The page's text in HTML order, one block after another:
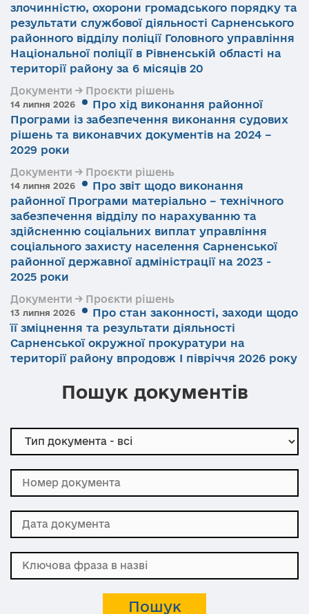
злочинністю, охорони громадського порядку та
результати службової діяльності Сарненського
районного відділу поліції Головного управління
Національної поліції в Рівненській області на
території району за 6 місяців 20
Документи → Проєкти рішень
14 липня 2026
Про хід виконання районної
Програми із забезпечення виконання судових
рішень та виконавчих документів на 2024 –
2029 роки
Документи → Проєкти рішень
14 липня 2026
Про звіт щодо виконання
районної Програми матеріально – технічного
забезпечення відділу по нарахуванню та
здійсненню соціальних виплат управління
соціального захисту населення Сарненської
районної державної адміністрації на 2023 -
2025 роки
Документи → Проєкти рішень
13 липня 2026
Про стан законності, заходи щодо
її зміцнення та результати діяльності
Сарненської окружної прокуратури на
території району впродовж І півріччя 2026 року
Пошук документів